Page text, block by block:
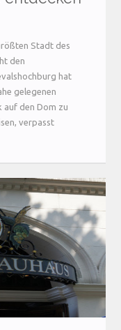
Stadt des
den
hat
gelegenen
auf den Dom zu
verpasst